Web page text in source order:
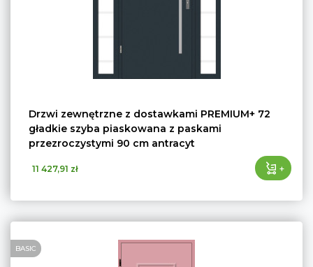
Drzwi zewnętrzne z dostawkami PREMIUM+ 72
gładkie szyba piaskowana z paskami
przezroczystymi 90 cm antracyt
11 427,91 zł +
BASIC